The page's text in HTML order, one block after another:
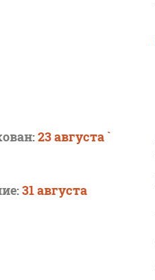
23 августа `
31 августа